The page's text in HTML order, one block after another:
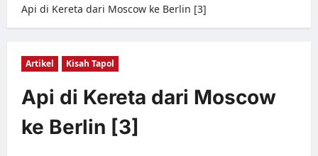
Api di Kereta dari Moscow ke Berlin [3]
Artikel Kisah Tapol
Api di Kereta dari Moscow
ke Berlin [3]